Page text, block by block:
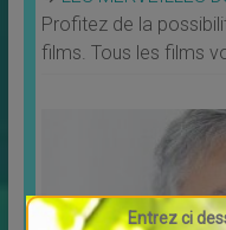
Profitez de la
films. Tous les films
Entrez ci